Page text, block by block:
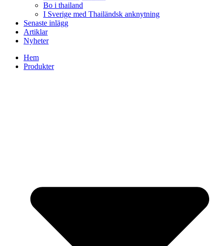
Bo i thailand
I Sverige med Thailändsk anknytning
Senaste inlägg
Artiklar
Nyheter
Hem
Produkter